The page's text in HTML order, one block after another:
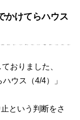
かけてらハウス
おりました、
ウス（4/4）」
という判断をさ